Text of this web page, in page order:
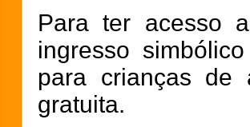
Para ter acesso
ingresso
para crianças
gratuita.